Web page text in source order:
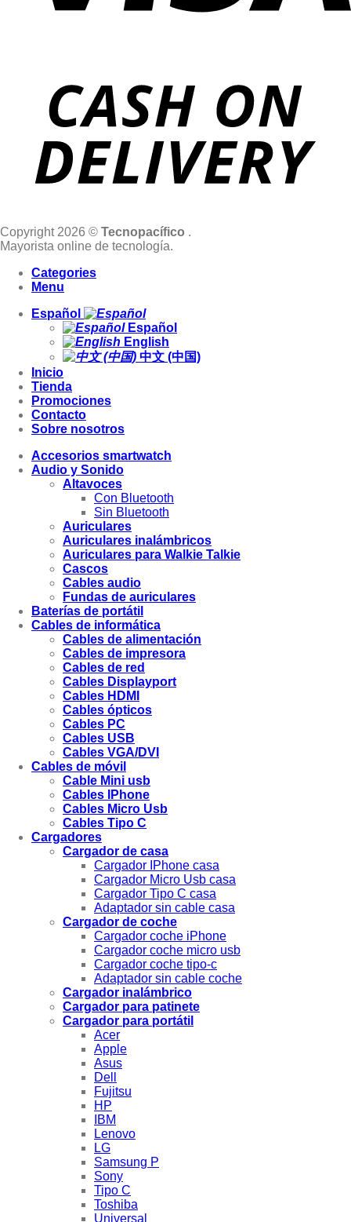
Copyright 2026 © Tecnopacífico .
Mayorista online de tecnología.
Categories
Menu
Español
Español
English
中文 (中国)
Inicio
Tienda
Promociones
Contacto
Sobre nosotros
Accesorios smartwatch
Audio y Sonido
Altavoces
Con Bluetooth
Sin Bluetooth
Auriculares
Auriculares inalámbricos
Auriculares para Walkie Talkie
Cascos
Cables audio
Fundas de auriculares
Baterías de portátil
Cables de informática
Cables de alimentación
Cables de impresora
Cables de red
Cables Displayport
Cables HDMI
Cables ópticos
Cables PC
Cables USB
Cables VGA/DVI
Cables de móvil
Cable Mini usb
Cables IPhone
Cables Micro Usb
Cables Tipo C
Cargadores
Cargador de casa
Cargador IPhone casa
Cargador Micro Usb casa
Cargador Tipo C casa
Adaptador sin cable casa
Cargador de coche
Cargador coche iPhone
Cargador coche micro usb
Cargador coche tipo-c
Adaptador sin cable coche
Cargador inalámbrico
Cargador para patinete
Cargador para portátil
Acer
Apple
Asus
Dell
Fujitsu
HP
IBM
Lenovo
LG
Samsung P
Sony
Tipo C
Toshiba
Universal